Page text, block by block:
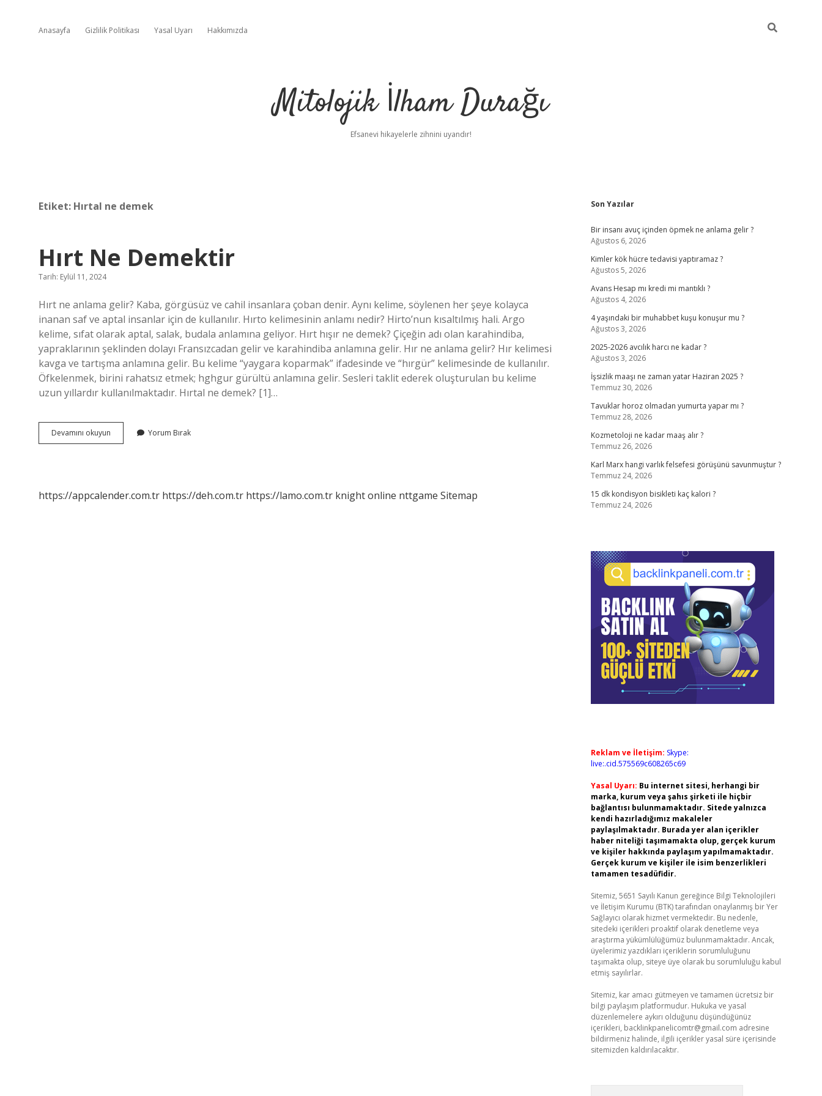
Anasayfa Gizlilik Politikası Yasal Uyarı Hakkımızda
Mitolojik İlham Durağı
Efsanevi hikayelerle zihnini uyandır!
Etiket: Hırtal ne demek
Hırt Ne Demektir
Tarih: Eylül 11, 2024
Hırt ne anlama gelir? Kaba, görgüsüz ve cahil insanlara çoban denir. Aynı kelime, söylenen her şeye kolayca
inanan saf ve aptal insanlar için de kullanılır. Hırto kelimesinin anlamı nedir? Hirto’nun kısaltılmış hali. Argo
kelime, sıfat olarak aptal, salak, budala anlamına geliyor. Hırt hışır ne demek? Çiçeğin adı olan karahindiba,
yapraklarının şeklinden dolayı Fransızcadan gelir ve karahindiba anlamına gelir. Hır ne anlama gelir? Hır kelimesi
kavga ve tartışma anlamına gelir. Bu kelime “yaygara koparmak” ifadesinde ve “hırgür” kelimesinde de kullanılır.
Öfkelenmek, birini rahatsız etmek; hghgur gürültü anlamına gelir. Sesleri taklit ederek oluşturulan bu kelime
uzun yıllardır kullanılmaktadır. Hırtal ne demek? [1]…
Devamını okuyun
Ne
Yorum Bırak
https://appcalender.com.tr https://deh.com.tr https://lamo.com.tr knight online nttgame Sitemap
Sidebar
Son Yazılar
Bir insanı avuç içinden öpmek ne anlama gelir ?
Ağustos 6, 2026
Kimler kök hücre tedavisi yaptıramaz ?
Ağustos 5, 2026
Avans Hesap mı kredi mi mantıklı ?
Ağustos 4, 2026
4 yaşındaki bir muhabbet kuşu konuşur mu ?
Ağustos 3, 2026
2025-2026 avcılık harcı ne kadar ?
Ağustos 3, 2026
İşsizlik maaşı ne zaman yatar Haziran 2025 ?
Temmuz 30, 2026
Tavuklar horoz olmadan yumurta yapar mı ?
Temmuz 28, 2026
Kozmetoloji ne kadar maaş alır ?
Temmuz 26, 2026
Karl Marx hangi varlık felsefesi görüşünü savunmuştur ?
Temmuz 24, 2026
15 dk kondisyon bisikleti kaç kalori ?
Temmuz 24, 2026
Reklam ve İletişim: Skype:
live:.cid.575569c608265c69
Yasal Uyarı: Bu internet sitesi, herhangi bir
marka, kurum veya şahıs şirketi ile hiçbir
bağlantısı bulunmamaktadır. Sitede yalnızca
kendi hazırladığımız makaleler
paylaşılmaktadır. Burada yer alan içerikler
haber niteliği taşımamakta olup, gerçek kurum
ve kişiler hakkında paylaşım yapılmamaktadır.
Gerçek kurum ve kişiler ile isim benzerlikleri
tamamen tesadüfidir.
Sitemiz, 5651 Sayılı Kanun gereğince Bilgi Teknolojileri
ve İletişim Kurumu (BTK) tarafından onaylanmış bir Yer
Sağlayıcı olarak hizmet vermektedir. Bu nedenle,
sitedeki içerikleri proaktif olarak denetleme veya
araştırma yükümlülüğümüz bulunmamaktadır. Ancak,
üyelerimiz yazdıkları içeriklerin sorumluluğunu
taşımakta olup, siteye üye olarak bu sorumluluğu kabul
etmiş sayılırlar.
Sitemiz, kar amacı gütmeyen ve tamamen ücretsiz bir
bilgi paylaşım platformudur. Hukuka ve yasal
düzenlemelere aykırı olduğunu düşündüğünüz
içerikleri, backlinkpanelicomtr@gmail.com adresine
bildirmeniz halinde, ilgili içerikler yasal süre içerisinde
sitemizden kaldırılacaktır.